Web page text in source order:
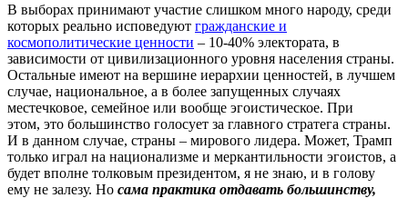
В выборах принимают участие слишком много народу, среди
которых реально исповедуют гражданские и
космополитические ценности – 10-40% электората, в
зависимости от цивилизационного уровня населения страны.
Остальные имеют на вершине иерархии ценностей, в лучшем
случае, национальное, а в более запущенных случаях
местечковое, семейное или вообще эгоистическое. При
этом, это большинство голосует за главного стратега страны.
И в данном случае, страны – мирового лидера. Может, Трамп
только играл на национализме и меркантильности эгоистов, а
будет вполне толковым президентом, я не знаю, и в голову
ему не залезу. Но сама практика отдавать большинству,